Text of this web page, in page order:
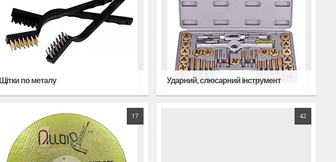
Щітки по металу Ударний, слюсарний інструмент
17 42